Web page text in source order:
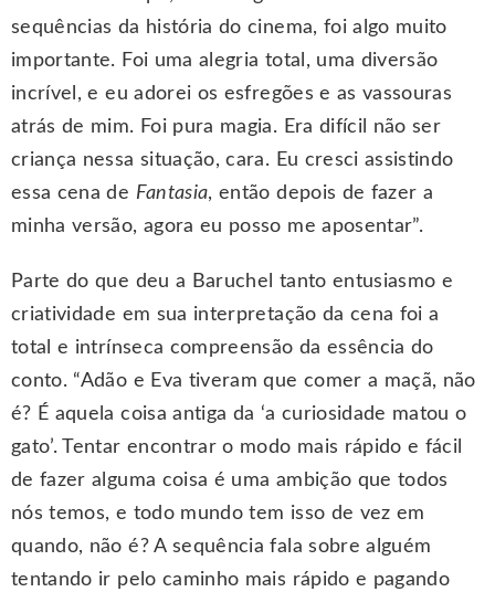
sequências da história do cinema, foi algo muito
importante. Foi uma alegria total, uma diversão
incrível, e eu adorei os esfregões e as vassouras
atrás de mim. Foi pura magia. Era difícil não ser
criança nessa situação, cara. Eu cresci assistindo
essa cena de Fantasia, então depois de fazer a
minha versão, agora eu posso me aposentar”.
Parte do que deu a Baruchel tanto entusiasmo e
criatividade em sua interpretação da cena foi a
total e intrínseca compreensão da essência do
conto. “Adão e Eva tiveram que comer a maçã, não
é? É aquela coisa antiga da ‘a curiosidade matou o
gato’. Tentar encontrar o modo mais rápido e fácil
de fazer alguma coisa é uma ambição que todos
nós temos, e todo mundo tem isso de vez em
quando, não é? A sequência fala sobre alguém
tentando ir pelo caminho mais rápido e pagando